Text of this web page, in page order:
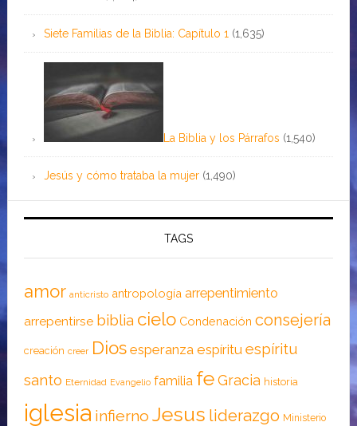
Siete Familias de la Biblia: Capítulo 1 (1,635)
La Biblia y los Párrafos (1,540)
Jesús y cómo trataba la mujer (1,490)
TAGS
amor anticristo antropología arrepentimiento
arrepentirse biblia cielo Condenación consejería
creación creer Dios esperanza espíritu espíritu
santo Eternidad Evangelio familia feGracia historia
iglesia infierno Jesus liderazgo Ministerio